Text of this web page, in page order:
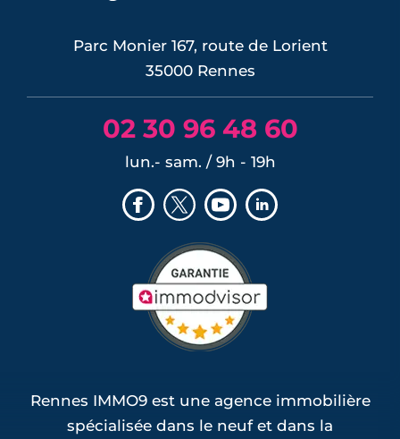
Parc Monier 167, route de Lorient
35000 Rennes
02 30 96 48 60
lun.- sam. / 9h - 19h
Rennes IMMO9 est une agence immobilière
spécialisée dans le neuf et dans la